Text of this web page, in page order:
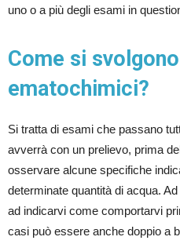
uno o a più degli esami in
Come si
ematochimici?
Si tratta di esami che passano
avverrà con un prelievo, prima
osservare alcune specifiche
determinate quantità di acqua.
ad indicarvi come comportarvi
casi può essere anche doppio a